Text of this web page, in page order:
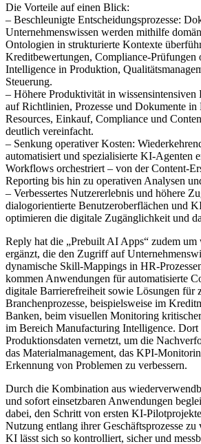
Die Vorteile auf einen Blick:
– Beschleunigte Entscheidungsprozesse:
Unternehmenswissen werden mithilfe
Ontologien in strukturierte Kontexte
Kreditbewertungen, Compliance-Prüfungen
Intelligence in Produktion,
Steuerung.
– Höhere Produktivität in
auf Richtlinien, Prozesse und Dokumente
Resources, Einkauf, Compliance und
deutlich vereinfacht.
– Senkung operativer Kosten:
automatisiert und spezialisierte KI-Agenten
Workflows orchestriert – von der Content-
Reporting bis hin zu operativen Analysen
– Verbessertes Nutzererlebnis und höhere
dialogorientierte Benutzeroberflächen und
optimieren die digitale Zugänglichkeit und
Reply hat die „Prebuilt AI Apps“ zudem um
ergänzt, die den Zugriff auf
dynamische Skill-Mappings in HR-
kommen Anwendungen für automatisierte
digitale Barrierefreiheit sowie Lösungen für
Branchenprozesse, beispielsweise im
Banken, beim visuellen Monitoring
im Bereich Manufacturing Intelligence. Dort
Produktionsdaten vernetzt, um die
das Materialmanagement, das KPI-
Erkennung von Problemen zu verbessern.
Durch die Kombination aus
und sofort einsetzbaren Anwendungen
dabei, den Schritt von ersten KI-
Nutzung entlang ihrer Geschäftsprozesse
KI lässt sich so kontrolliert, sicher und